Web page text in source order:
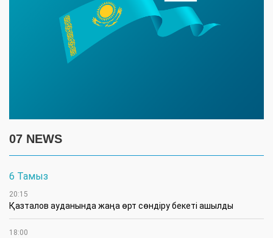
07 NEWS
6 Тамыз
20:15
Қазталов ауданында жаңа өрт сөндіру бекеті ашылды
18:00